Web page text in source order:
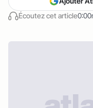
Écoutez cet article